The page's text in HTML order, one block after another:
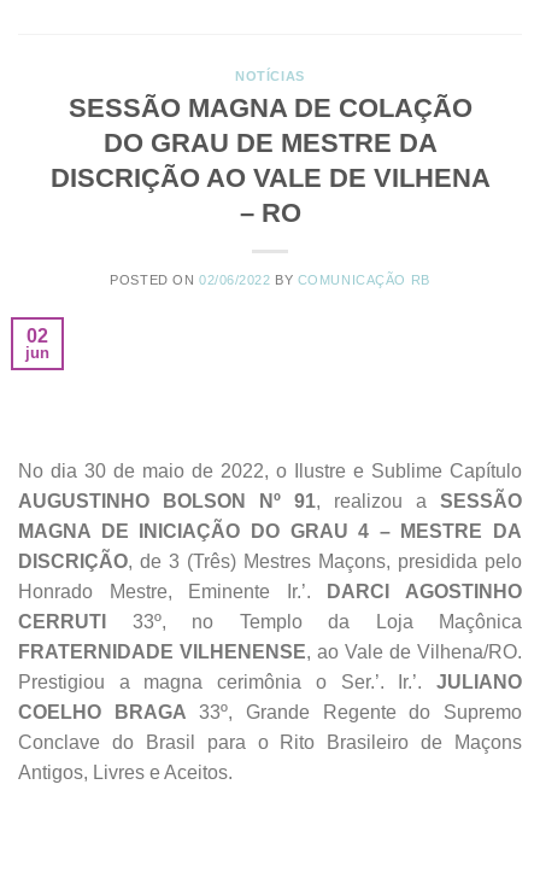
NOTÍCIAS
SESSÃO MAGNA DE COLAÇÃO
DO GRAU DE MESTRE DA
DISCRIÇÃO AO VALE DE VILHENA
– RO
POSTED ON 02/06/2022 BY COMUNICAÇÃO RB
02
jun
No dia 30 de maio de 2022, o Ilustre e Sublime Capítulo
AUGUSTINHO BOLSON Nº 91, realizou a SESSÃO
MAGNA DE INICIAÇÃO DO GRAU 4 – MESTRE DA
DISCRIÇÃO, de 3 (Três) Mestres Maçons, presidida pelo
Honrado Mestre, Eminente Ir.’.
DARCI AGOSTINHO
CERRUTI
33º, no Templo da Loja Maçônica
FRATERNIDADE VILHENENSE, ao Vale de Vilhena/RO.
Prestigiou a magna cerimônia o Ser.’. Ir.’. JULIANO
COELHO BRAGA 33º, Grande Regente do Supremo
Conclave do Brasil para o Rito Brasileiro de Maçons
Antigos, Livres e Aceitos.